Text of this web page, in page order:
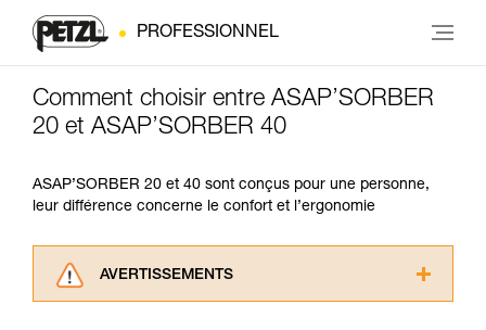
PROFESSIONNEL
Comment choisir entre ASAP’SORBER
20 et ASAP’SORBER 40
ASAP’SORBER 20 et 40 sont conçus pour une personne,
leur différence concerne le confort et l’ergonomie
AVERTISSEMENTS